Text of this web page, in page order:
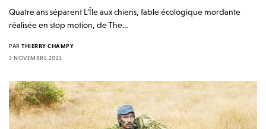
Quatre ans séparent L’Île aux chiens, fable écologique mordante
réalisée en stop motion, de The…
PAR THIERRY CHAMPY
3 NOVEMBRE 2021